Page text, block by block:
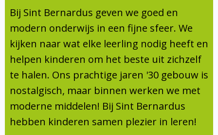
Onderwijs
Leerlingenraad
Leerlingenzorg
Doorstroomtoets
Jeugdprofessional op school
Centrum Jeugd en Gezin
Schoollogopedie
schoolondersteuningsprofiel
Schooltijden
Absentie
Vakanties
Aanmelden
Ouders
Ouderraad (OR)
Medezeggenschapsraad (MR)
Formulieren
Klachtenregeling
Contact
Bij Sint Bernardus geven we goed en
modern onderwijs in een fijne sfeer. We
kijken naar wat elke leerling nodig heeft en
helpen kinderen om het beste uit zichzelf
te halen. Ons prachtige jaren '30 gebouw is
nostalgisch, maar binnen werken we met
moderne middelen! Bij Sint Bernardus
hebben kinderen samen plezier in leren!